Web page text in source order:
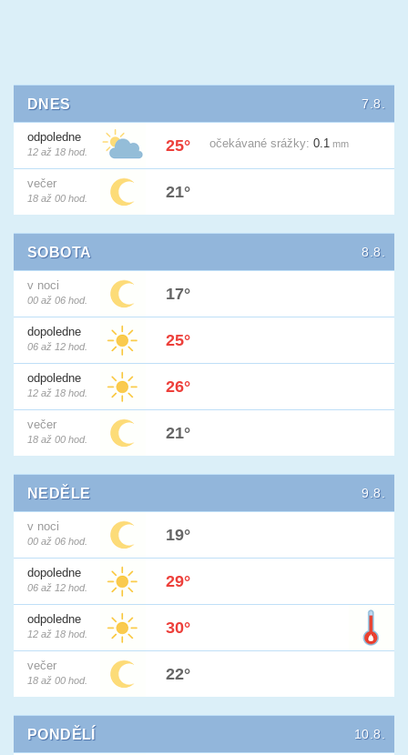
DNES 7.8.
odpoledne
12 až 18 hod. 25° očekávané srážky: 0.1 mm
večer
18 až 00 hod. 21°
SOBOTA 8.8.
v noci
00 až 06 hod. 17°
dopoledne
06 až 12 hod. 25°
odpoledne
12 až 18 hod. 26°
večer
18 až 00 hod. 21°
NEDĚLE 9.8.
v noci
00 až 06 hod. 19°
dopoledne
06 až 12 hod. 29°
odpoledne
12 až 18 hod. 30°
večer
18 až 00 hod. 22°
PONDĚLÍ 10.8.